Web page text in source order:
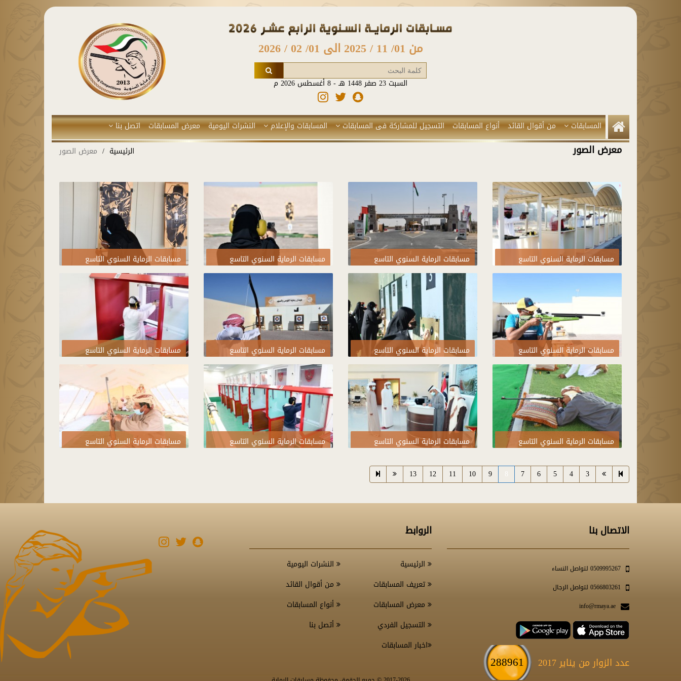
من 01/ 11 / 2025 الى 01/ 02 / 2026
السبت 23 صفر 1448 هـ - 8 أغسطس 2026 م
المسابقات من أقوال القائد أنواع المسابقات التسجيل للمشاركة فى المسابقات المسابقات والإعلام النشرات اليومية معرض المسابقات اتصل بنا
معرض الصور الرئيسية معرض الصور
مسابقات الرماية السنوي التاسع
2021
مسابقات الرماية السنوي التاسع
2021
مسابقات الرماية السنوي التاسع
2021
مسابقات الرماية السنوي التاسع
2021
مسابقات الرماية السنوي التاسع
2021
مسابقات الرماية السنوي التاسع
2021
مسابقات الرماية السنوي التاسع
2021
مسابقات الرماية السنوي التاسع
2021
مسابقات الرماية السنوي التاسع
2021
مسابقات الرماية السنوي التاسع
2021
مسابقات الرماية السنوي التاسع
2021
مسابقات الرماية السنوي التاسع
2021
3
4
5
6
7
8
9
10
11
12
13
الاتصال بنا
0509995267 لتواصل النساء
0566803261 لتواصل الرجال
info@rmaya.ae
عدد الزوار من يناير 2017 288961
الروابط
الرئيسية
تعريف المسابقات
معرض المسابقات
التسجيل الفردي
اخبار المسابقات
النشرات اليومية
من أقوال القائد
أنواع المسابقات
أتصل بنا